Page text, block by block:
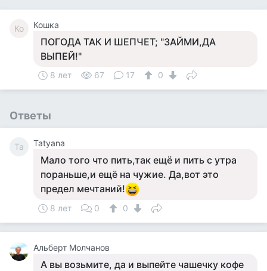
Ко Кошка
ПОГОДА ТАК И ШЕПЧЕТ; "ЗАЙМИ,ДА
ВЫПЕЙ!"
8 лет 67 17 0
Ответы
Ta Tatyana
Мало того что пить,так ещё и пить с утра
пораньше,и ещё на чужие. Да,вот это
предел мечтаний!
8 лет 0 0
Альберт Молчанов
А вы возьмите, да и выпейте чашечку кофе